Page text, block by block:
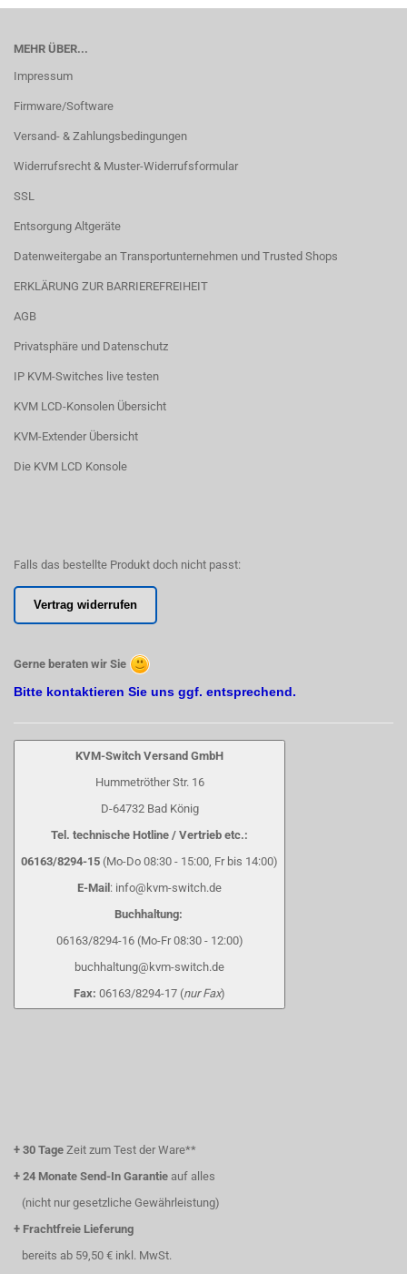
MEHR ÜBER...
Impressum
Firmware/Software
Versand- & Zahlungsbedingungen
Widerrufsrecht & Muster-Widerrufsformular
SSL
Entsorgung Altgeräte
Datenweitergabe an Transportunternehmen und Trusted Shops
ERKLÄRUNG ZUR BARRIEREFREIHEIT
AGB
Privatsphäre und Datenschutz
IP KVM-Switches live testen
KVM LCD-Konsolen Übersicht
KVM-Extender Übersicht
Die KVM LCD Konsole
Falls das bestellte Produkt doch nicht passt:
Vertrag widerrufen
Gerne beraten wir Sie
Bitte kontaktieren Sie uns ggf. entsprechend.
KVM-Switch Versand GmbH
Hummetröther Str. 16
D-64732 Bad König
Tel. technische Hotline / Vertrieb etc.:
06163/8294-15 (Mo-Do 08:30 - 15:00, Fr bis 14:00)
E-Mail : info@kvm-switch.de
Buchhaltung:
06163/8294-16 (Mo-Fr 08:30 - 12:00)
buchhaltung@kvm-switch.de
Fax: 06163/8294-17 (nur Fax)
+ 30 Tage Zeit zum Test der Ware**
+ 24 Monate Send-In Garantie auf alles
(nicht nur gesetzliche Gewährleistung)
+ Frachtfreie Lieferung
bereits ab 59,50 € inkl. MwSt.